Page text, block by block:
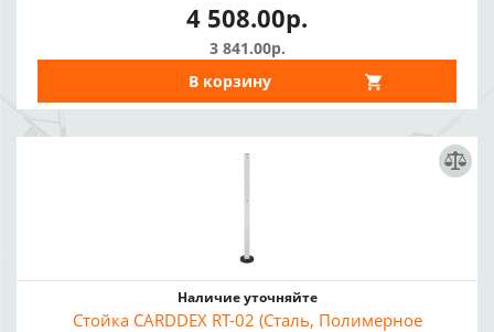
4 508.00р.
3 841.00р.
В корзину
Наличие уточняйте
Стойка CARDDEX RT-02 (Сталь, Полимерное